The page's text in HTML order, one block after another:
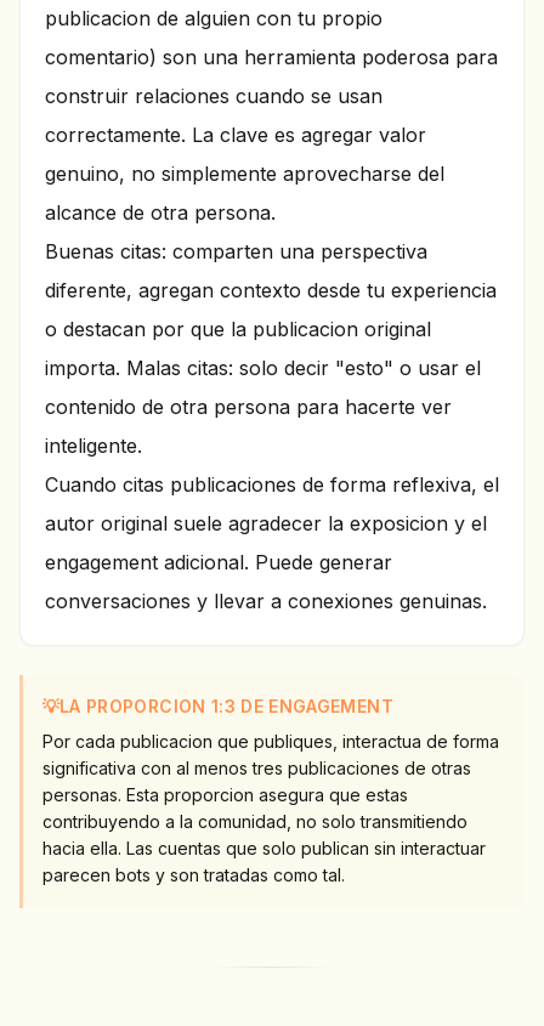
publicacion de alguien con tu propio
comentario) son una herramienta poderosa para
construir relaciones cuando se usan
correctamente. La clave es agregar valor
genuino, no simplemente aprovecharse del
alcance de otra persona.
Buenas citas: comparten una perspectiva
diferente, agregan contexto desde tu experiencia
o destacan por que la publicacion original
importa. Malas citas: solo decir "esto" o usar el
contenido de otra persona para hacerte ver
inteligente.
Cuando citas publicaciones de forma reflexiva, el
autor original suele agradecer la exposicion y el
engagement adicional. Puede generar
conversaciones y llevar a conexiones genuinas.
💡LA PROPORCION 1:3 DE ENGAGEMENT
Por cada publicacion que publiques, interactua de forma
significativa con al menos tres publicaciones de otras
personas. Esta proporcion asegura que estas
contribuyendo a la comunidad, no solo transmitiendo
hacia ella. Las cuentas que solo publican sin interactuar
parecen bots y son tratadas como tal.